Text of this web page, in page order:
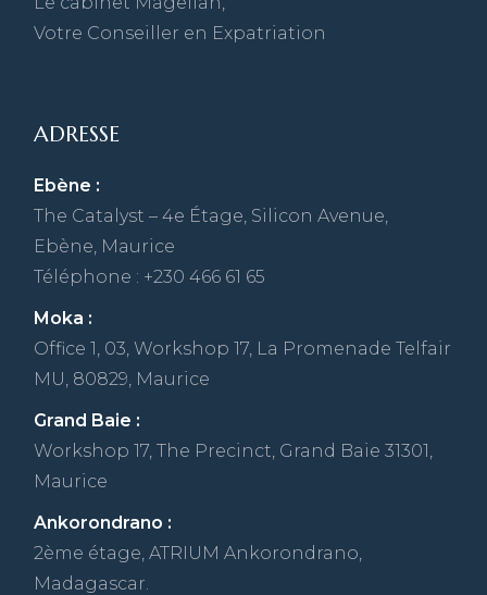
Votre Conseiller en Expatriation
ADRESSE
Ebène :
The Catalyst – 4e Étage, Silicon Avenue,
Ebène, Maurice
Téléphone : +230 466 61 65
Moka :
Office 1, 03, Workshop 17, La Promenade Telfair
MU, 80829, Maurice
Grand Baie :
Workshop 17, The Precinct, Grand Baie 31301,
Maurice
Ankorondrano :
2ème étage, ATRIUM Ankorondrano,
Madagascar.